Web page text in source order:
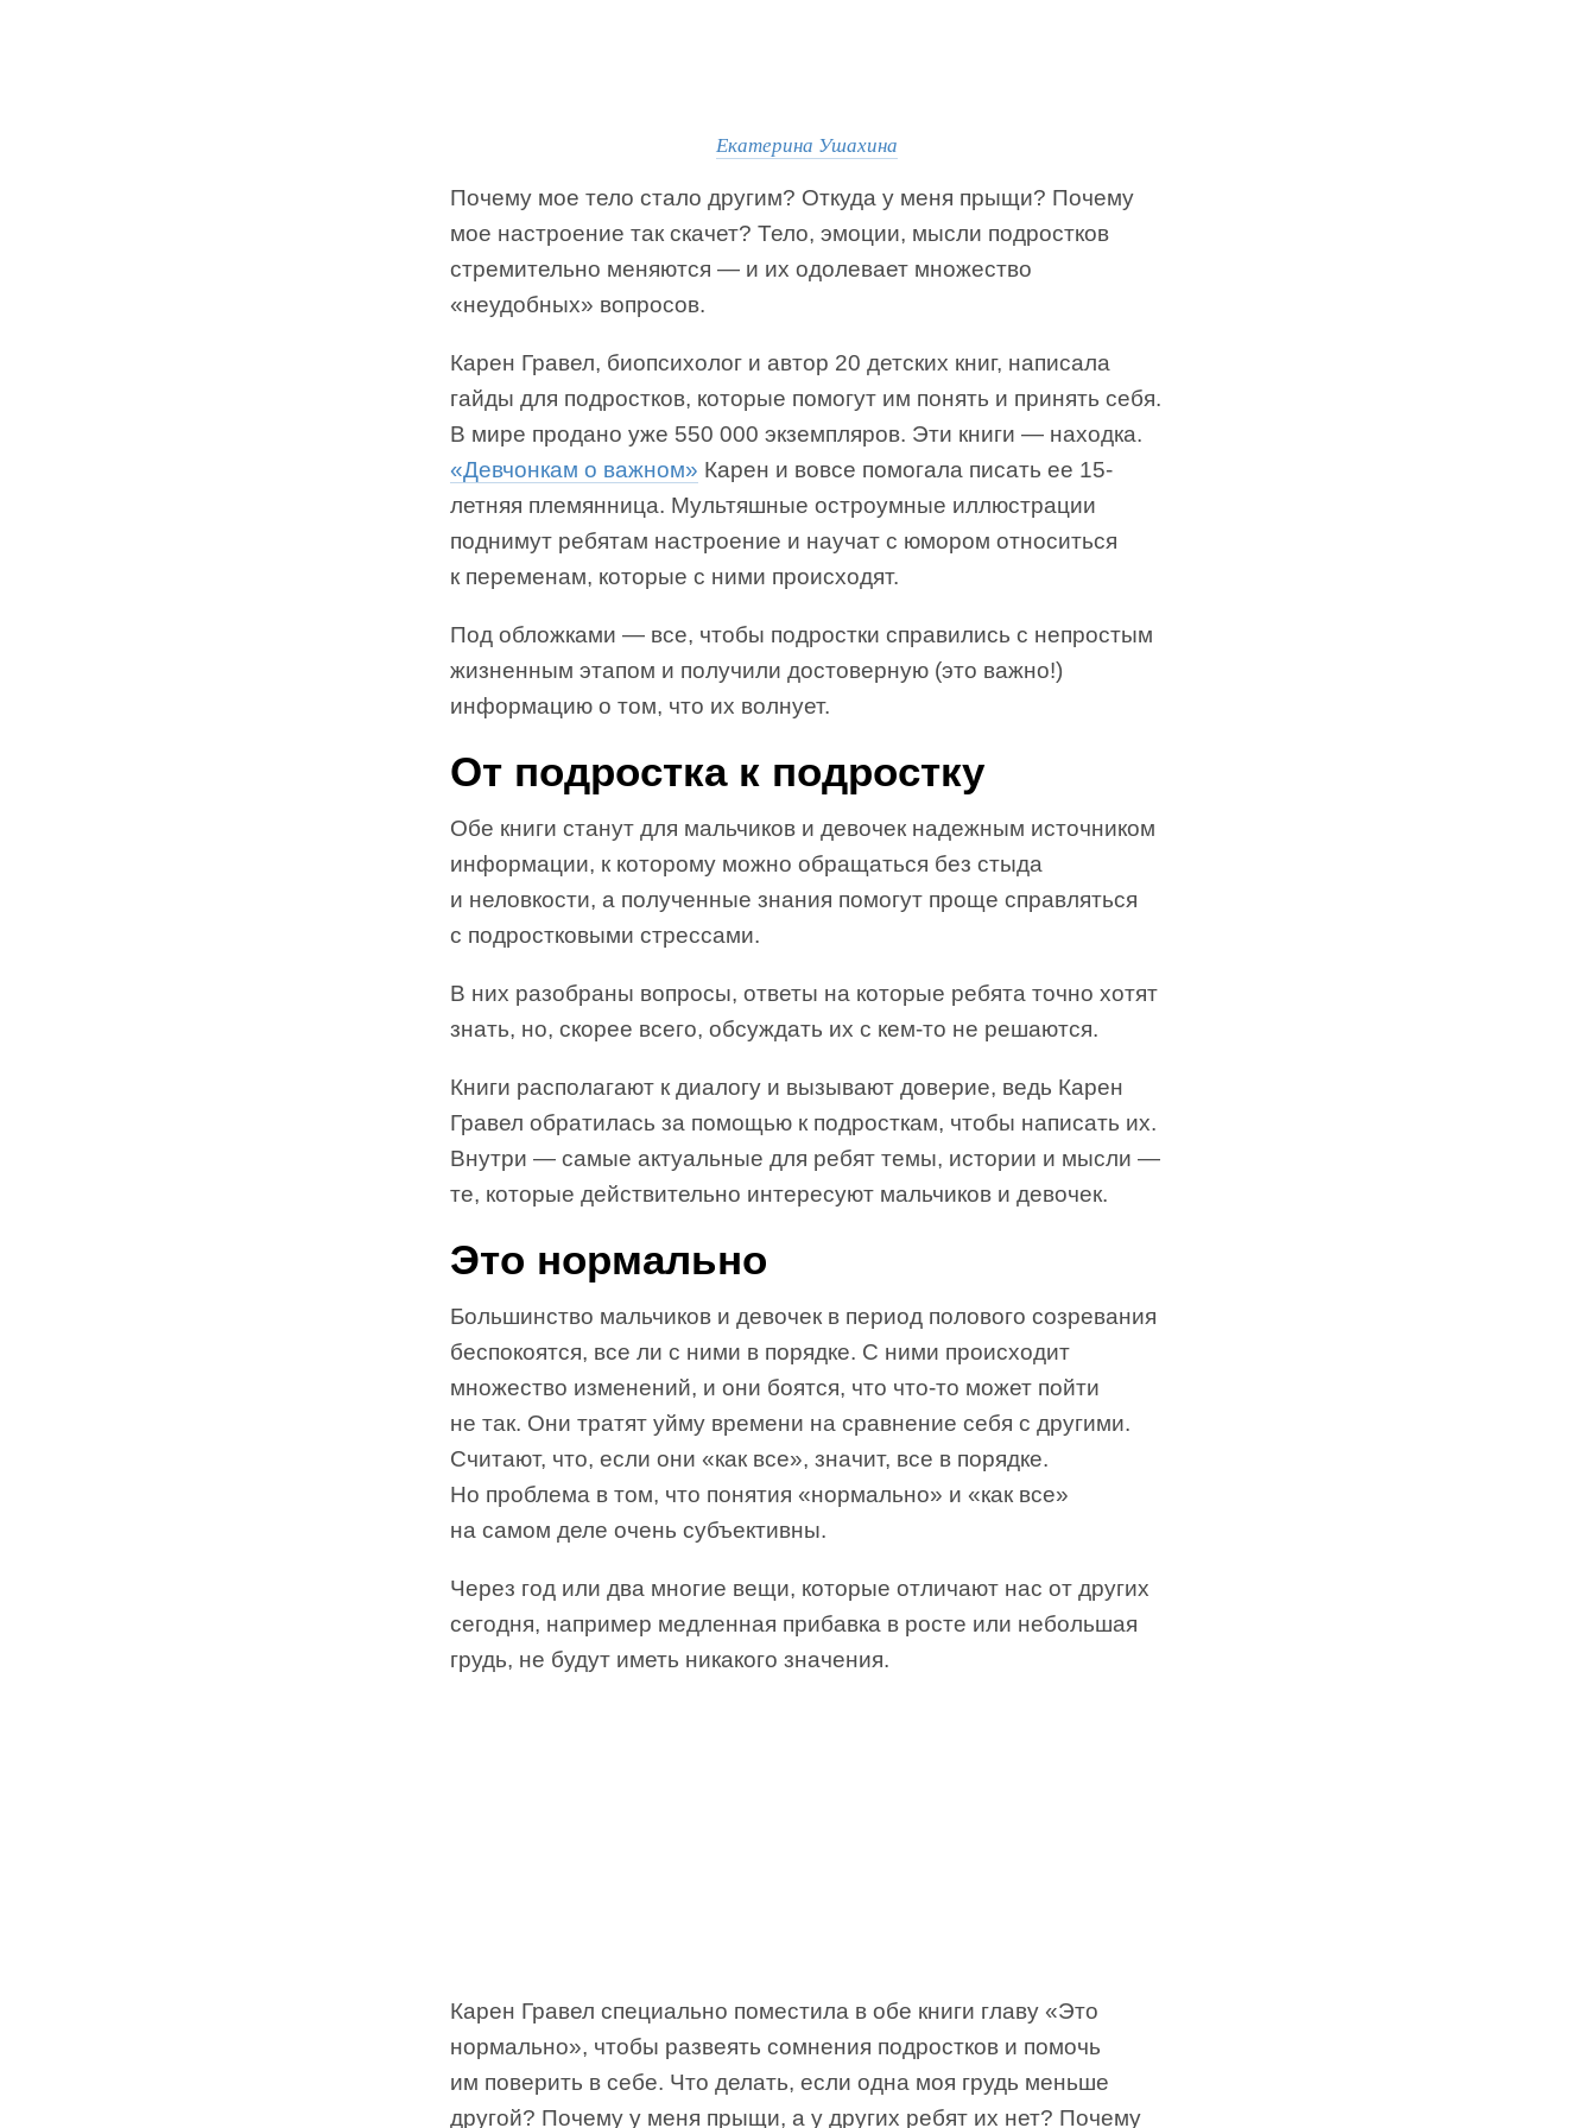
Екатерина Ушахина
Почему мое тело стало другим? Откуда у меня прыщи? Почему
мое настроение так скачет? Тело, эмоции, мысли подростков
стремительно меняются — и их одолевает множество
«неудобных» вопросов.
Карен Гравел, биопсихолог и автор 20 детских книг, написала
гайды для подростков, которые помогут им понять и принять себя.
В мире продано уже 550 000 экземпляров. Эти книги — находка.
«Девчонкам о важном» Карен и вовсе помогала писать ее 15-
летняя племянница. Мультяшные остроумные иллюстрации
поднимут ребятам настроение и научат с юмором относиться
к переменам, которые с ними происходят.
Под обложками — все, чтобы подростки справились с непростым
жизненным этапом и получили достоверную (это важно!)
информацию о том, что их волнует.
От подростка к подростку
Обе книги станут для мальчиков и девочек надежным источником
информации, к которому можно обращаться без стыда
и неловкости, а полученные знания помогут проще справляться
с подростковыми стрессами.
В них разобраны вопросы, ответы на которые ребята точно хотят
знать, но, скорее всего, обсуждать их с кем-то не решаются.
Книги располагают к диалогу и вызывают доверие, ведь Карен
Гравел обратилась за помощью к подросткам, чтобы написать их.
Внутри — самые актуальные для ребят темы, истории и мысли —
те, которые действительно интересуют мальчиков и девочек.
Это нормально
Большинство мальчиков и девочек в период полового созревания
беспокоятся, все ли с ними в порядке. С ними происходит
множество изменений, и они боятся, что что-то может пойти
не так. Они тратят уйму времени на сравнение себя с другими.
Считают, что, если они «как все», значит, все в порядке.
Но проблема в том, что понятия «нормально» и «как все»
на самом деле очень субъективны.
Через год или два многие вещи, которые отличают нас от других
сегодня, например медленная прибавка в росте или небольшая
грудь, не будут иметь никакого значения.
Карен Гравел специально поместила в обе книги главу «Это
нормально», чтобы развеять сомнения подростков и помочь
им поверить в себе. Что делать, если одна моя грудь меньше
другой? Почему у меня прыщи, а у других ребят их нет? Почему